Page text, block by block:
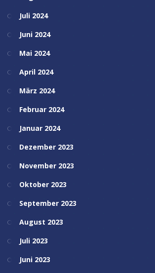
Juli 2024
Juni 2024
Mai 2024
April 2024
März 2024
Februar 2024
Januar 2024
Dezember 2023
November 2023
Oktober 2023
September 2023
August 2023
Juli 2023
Juni 2023